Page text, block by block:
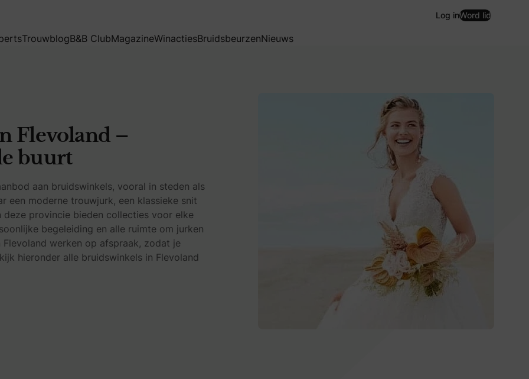
in de buurt
Log inWord lid
TrouwblogB&B ClubMagazineWinactiesBruidsbeurzenNieuws
Flevoland –
buurt
aan bruidswinkels, vooral in steden als
een moderne trouwjurk, een klassieke snit
provincie bieden collecties voor elke
begeleiding en alle ruimte om jurken
werken op afspraak, zodat je
hieronder alle bruidswinkels in Flevoland